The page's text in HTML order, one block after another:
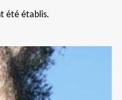
été établis.